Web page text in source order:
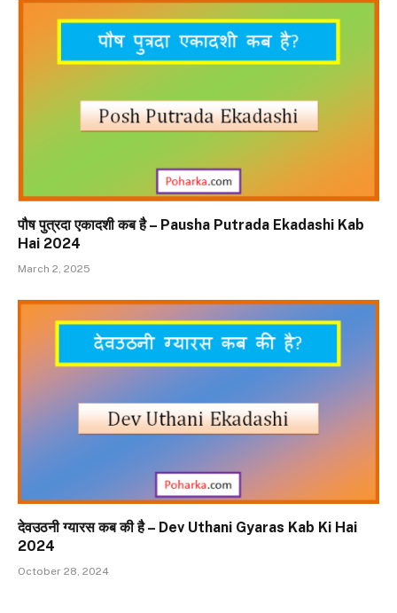
पौष पुत्रदा एकादशी कब है – Pausha Putrada Ekadashi Kab
Hai 2024
March 2, 2025
देवउठनी ग्यारस कब की है – Dev Uthani Gyaras Kab Ki Hai
2024
October 28, 2024